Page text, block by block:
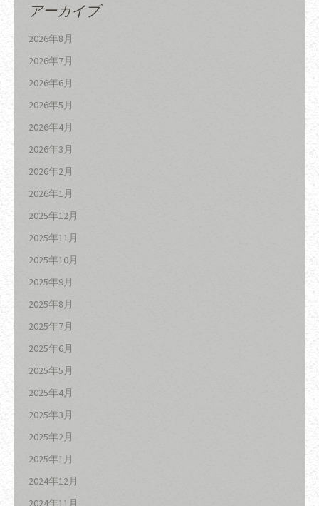
アーカイブ
2026年8月
2026年7月
2026年6月
2026年5月
2026年4月
2026年3月
2026年2月
2026年1月
2025年12月
2025年11月
2025年10月
2025年9月
2025年8月
2025年7月
2025年6月
2025年5月
2025年4月
2025年3月
2025年2月
2025年1月
2024年12月
2024年11月